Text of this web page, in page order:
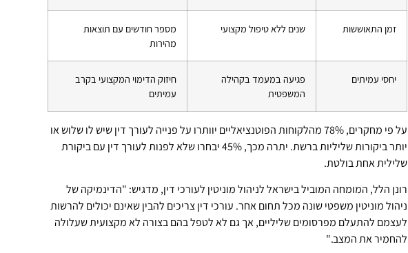
זמן התאוששות שנים ללא טיפול מקצועי
מספר חודשים עם תוצאות
מהירות
יחסי עמיתים
פגיעה במעמד בקהילה
המשפטית
חיזוק הדימוי המקצועי בקרב
עמיתים
על פי מחקרים, 78% מהלקוחות הפוטנציאליים יוותרו על פנייה לעורך דין שיש לו שלוש או
יותר ביקורות שליליות ברשת. יתרה מכך, 45% יבחרו שלא לפנות לעורך דין עם ביקורת
שלילית אחת בולטת.
רונן הלל, המומחה המוביל בישראל לניהול מוניטין לעורכי דין, מדגיש: "הדינמיקה של
ניהול מוניטין משפטי שונה מכל תחום אחר. עורכי דין צריכים להבין שאינם יכולים להרשות
לעצמם להתעלם מפרסומים שליליים, אך גם לא לטפל בהם בצורה לא מקצועית שעלולה
להחמיר את המצב."